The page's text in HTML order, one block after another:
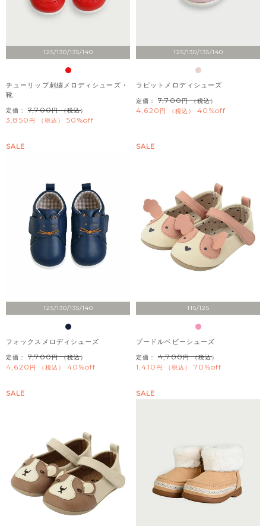
125/130/135/140
チューリップ刺繍メロディシューズ・
靴
定価： 7,700 （税込）
3,850 税込 50%off
125/130/135/140
ラビットメロディシューズ
定価： 7,700 （税込）
4,620 税込 40%off
125/130/135/140
SALE
フォックスメロディシューズ
定価： 7,700 （税込）
4,620 税込 40%off
115/125
SALE
プードルベビーシューズ
定価： 4,700 （税込）
1,410 税込 70%off
SALE SALE